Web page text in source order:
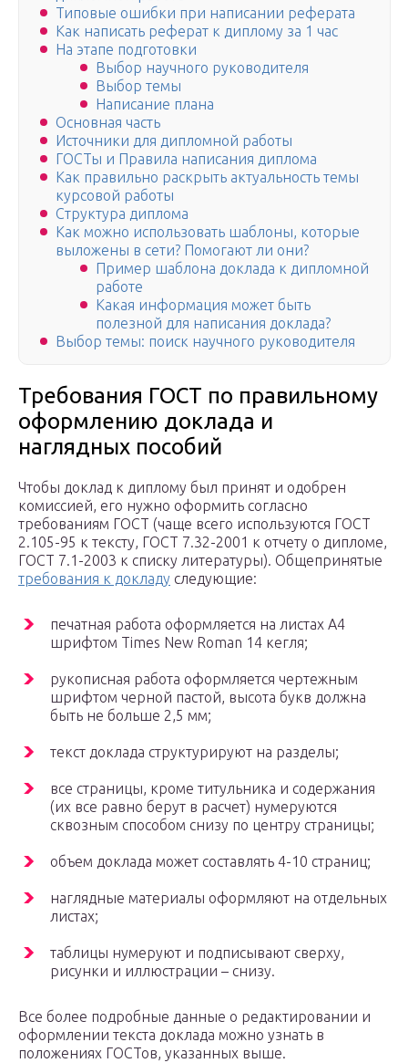
Типовые ошибки при написании реферата
Как написать реферат к диплому за 1 час
На этапе подготовки
Выбор научного руководителя
Выбор темы
Написание плана
Основная часть
Источники для дипломной работы
ГОСТы и Правила написания диплома
Как правильно раскрыть актуальность темы
курсовой работы
Структура диплома
Как можно использовать шаблоны, которые
выложены в сети? Помогают ли они?
Пример шаблона доклада к дипломной
работе
Какая информация может быть
полезной для написания доклада?
Выбор темы: поиск научного руководителя
Требования ГОСТ по правильному
оформлению доклада и
наглядных пособий
Чтобы доклад к диплому был принят и одобрен
комиссией, его нужно оформить согласно
требованиям ГОСТ (чаще всего используются ГОСТ
2.105-95 к тексту, ГОСТ 7.32-2001 к отчету о дипломе,
ГОСТ 7.1-2003 к списку литературы). Общепринятые
требования к докладу следующие:
печатная работа оформляется на листах А4
шрифтом Times New Roman 14 кегля;
рукописная работа оформляется чертежным
шрифтом черной пастой, высота букв должна
быть не больше 2,5 мм;
текст доклада структурируют на разделы;
все страницы, кроме титульника и содержания
(их все равно берут в расчет) нумеруются
сквозным способом снизу по центру страницы;
объем доклада может составлять 4-10 страниц;
наглядные материалы оформляют на отдельных
листах;
таблицы нумеруют и подписывают сверху,
рисунки и иллюстрации – снизу.
Все более подробные данные о редактировании и
оформлении текста доклада можно узнать в
положениях ГОСТов, указанных выше.